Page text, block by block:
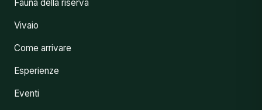
Fauna della riserva
Vivaio
Come arrivare
Esperienze
Eventi